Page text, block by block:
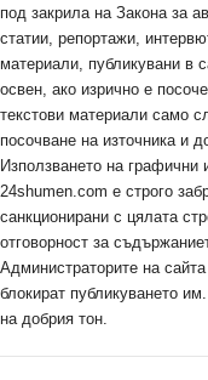
под закрила на Закона за
статии, репортажи,
материали, публикувани в
освен, ако изрично е
текстови материали само
посочване на източника и
Използването на графични
24shumen.com е строго
санкционирани с цялата
отговорност за
Администраторите на
блокират публикуването
на добрия тон.